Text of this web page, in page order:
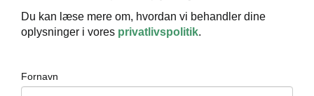
Du kan læse mere om, hvordan vi behandler dine
oplysninger i vores privatlivspolitik.
Fornavn